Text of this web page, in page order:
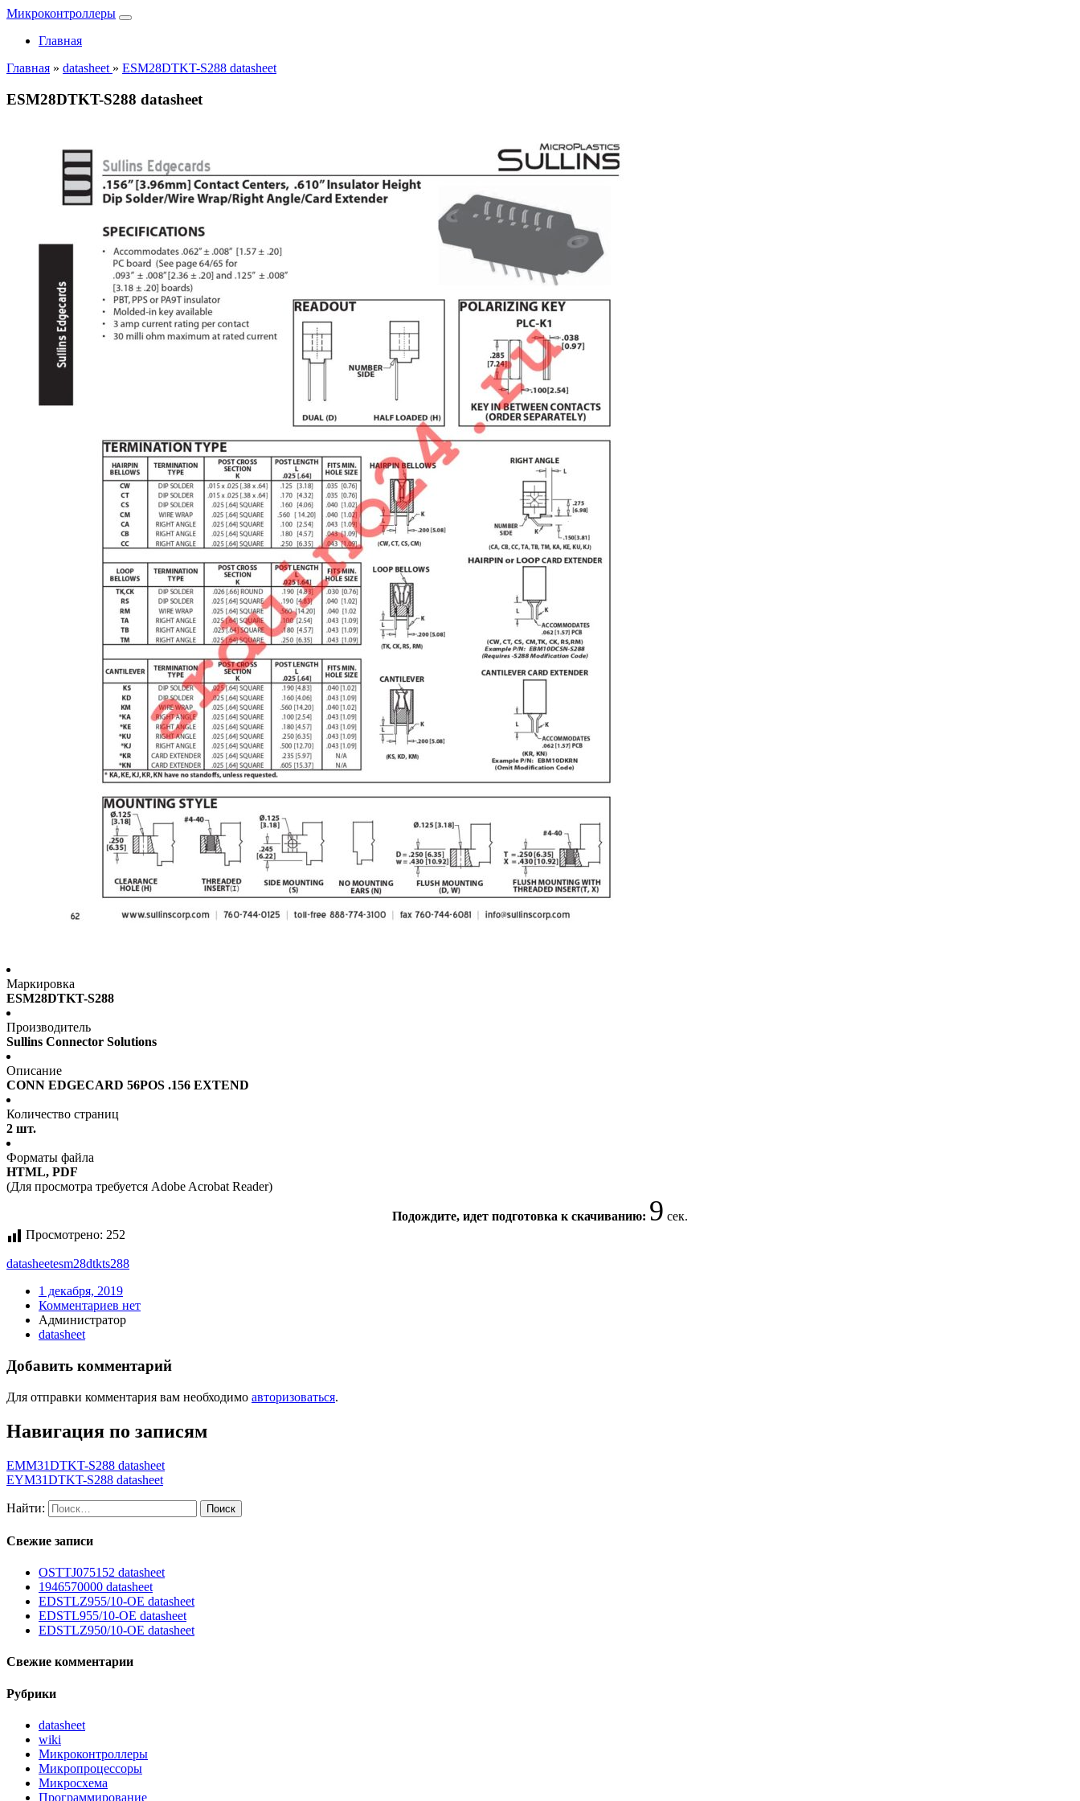
Микроконтроллеры
Главная
Главная » datasheet » ESM28DTKT-S288 datasheet
ESM28DTKT-S288 datasheet
Маркировка
ESM28DTKT-S288
Производитель
Sullins Connector Solutions
Описание
CONN EDGECARD 56POS .156 EXTEND
Количество страниц
2 шт.
Форматы файла
HTML, PDF
(Для просмотра требуется Adobe Acrobat Reader)
Подождите, идет подготовка к скачиванию: 8 сек.
Просмотрено: 252
datasheetesm28dtkts288
1 декабря, 2019
Комментариев нет
Администратор
datasheet
Добавить комментарий
Для отправки комментария вам необходимо авторизоваться.
Навигация по записям
EMM31DTKT-S288 datasheet
EYM31DTKT-S288 datasheet
Найти:
Свежие записи
OSTTJ075152 datasheet
1946570000 datasheet
EDSTLZ955/10-OE datasheet
EDSTL955/10-OE datasheet
EDSTLZ950/10-OE datasheet
Свежие комментарии
Рубрики
datasheet
wiki
Микроконтроллеры
Микропроцессоры
Микросхема
Программирование